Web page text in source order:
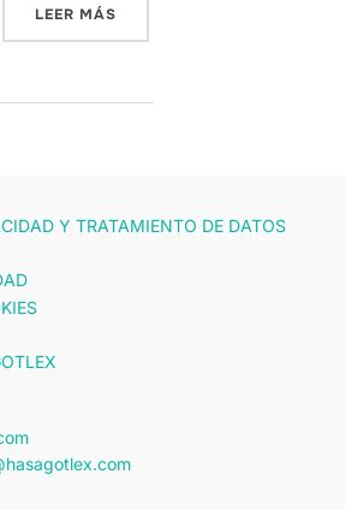
LEER MÁS
Y TRATAMIENTO DE DATOS